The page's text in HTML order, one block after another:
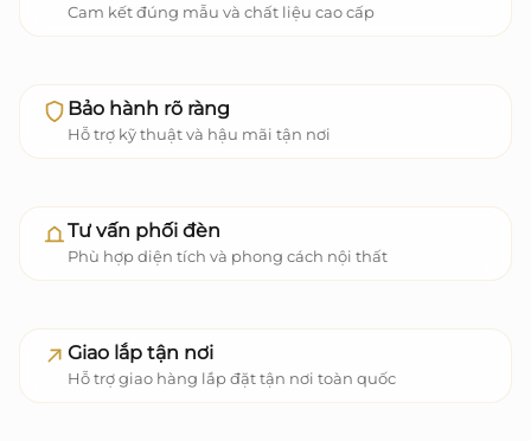
Cam kết đúng mẫu và chất liệu cao cấp
Bảo hành rõ ràng
Hỗ trợ kỹ thuật và hậu mãi tận nơi
Tư vấn phối đèn
Phù hợp diện tích và phong cách nội thất
Giao lắp tận nơi
Hỗ trợ giao hàng lắp đặt tận nơi toàn quốc